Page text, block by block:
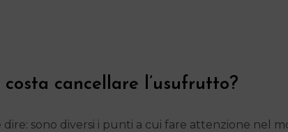
cancellare l’usufrutto?
dire: sono diversi i punti a cui fare attenzione nel